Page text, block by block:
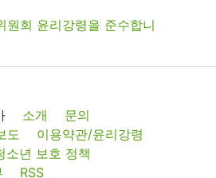
소개
문의
도
이용약관/윤리강령
소년 보호 정책
RSS